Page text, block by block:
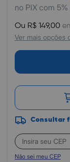
no PIX com
Ou R$ 149,00
Ver mais opções
Consultar
Não sei meu CEP